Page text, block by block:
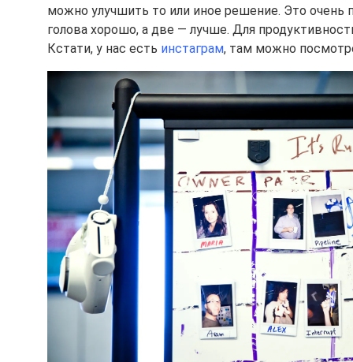
можно улучшить то или иное решение. Это
голова хорошо, а две — лучше. Для
Кстати, у нас есть инстаграм, там можно